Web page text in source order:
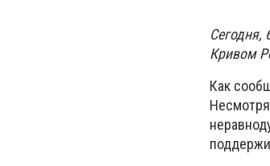
Кривом
Как